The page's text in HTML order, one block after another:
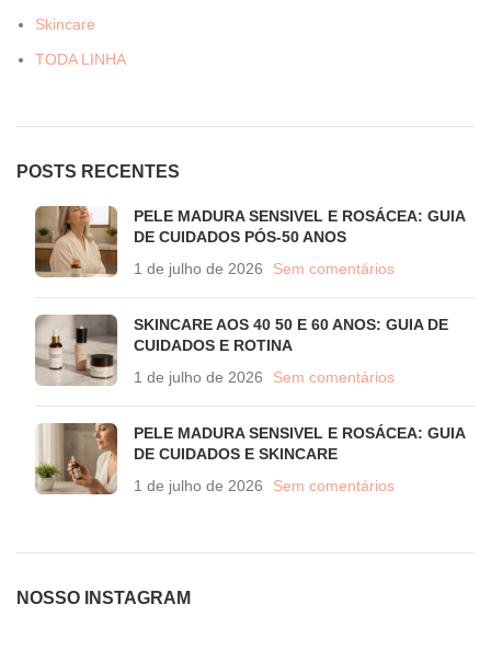
Skincare
TODA LINHA
POSTS RECENTES
PELE MADURA SENSIVEL E ROSÁCEA: GUIA
DE CUIDADOS PÓS-50 ANOS
1 de julho de 2026
Sem comentários
SKINCARE AOS 40 50 E 60 ANOS: GUIA DE
CUIDADOS E ROTINA
1 de julho de 2026
Sem comentários
PELE MADURA SENSIVEL E ROSÁCEA: GUIA
DE CUIDADOS E SKINCARE
1 de julho de 2026
Sem comentários
NOSSO INSTAGRAM